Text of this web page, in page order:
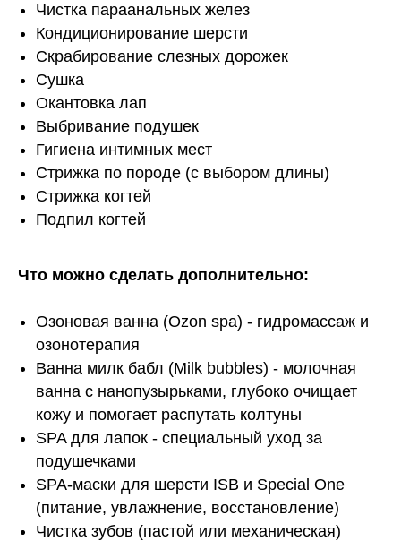
Чистка параанальных желез
Кондиционирование шерсти
Скрабирование слезных дорожек
Сушка
Окантовка лап
Выбривание подушек
Гигиена интимных мест
Стрижка по породе (с выбором длины)
Стрижка когтей
Подпил когтей
Что можно сделать дополнительно:
Озоновая ванна (Ozon spa) - гидромассаж и
озонотерапия
Ванна милк бабл (Milk bubbles) - молочная
ванна с нанопузырьками, глубоко очищает
кожу и помогает распутать колтуны
SPA для лапок - специальный уход за
подушечками
SPA-маски для шерсти ISB и Special One
(питание, увлажнение, восстановление)
Чистка зубов (пастой или механическая)